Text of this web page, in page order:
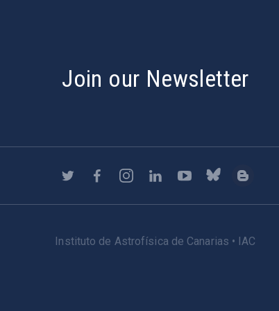
Join our Newsletter
Instituto de Astrofísica de Canarias • IAC